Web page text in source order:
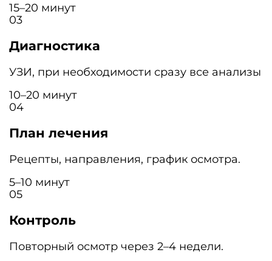
15–20 минут
03
Диагностика
УЗИ, при необходимости сразу все анализы
10–20 минут
04
План лечения
Рецепты, направления, график осмотра.
5–10 минут
05
Контроль
Повторный осмотр через 2–4 недели.